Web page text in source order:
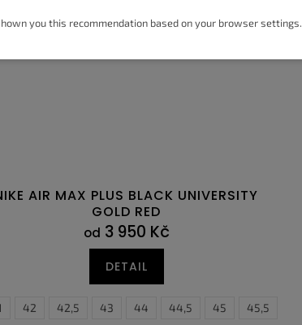
44,5
AIR MAX PLUS BLACK UNIVERSITY
GOLD RED
od 3 950 Kč
DETAIL
42 42,5 43 44 44,5 45 45,5
35,5 36,5
you this recommendation based on your browser settings.